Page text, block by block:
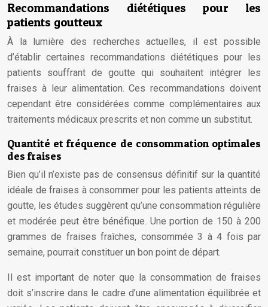
Recommandations diététiques pour les
patients goutteux
À la lumière des recherches actuelles, il est possible
d’établir certaines recommandations diététiques pour les
patients souffrant de goutte qui souhaitent intégrer les
fraises à leur alimentation. Ces recommandations doivent
cependant être considérées comme complémentaires aux
traitements médicaux prescrits et non comme un substitut.
Quantité et fréquence de consommation optimales
des fraises
Bien qu’il n’existe pas de consensus définitif sur la quantité
idéale de fraises à consommer pour les patients atteints de
goutte, les études suggèrent qu’une consommation régulière
et modérée peut être bénéfique. Une portion de 150 à 200
grammes de fraises fraîches, consommée 3 à 4 fois par
semaine, pourrait constituer un bon point de départ.
Il est important de noter que la consommation de fraises
doit s’inscrire dans le cadre d’une alimentation équilibrée et